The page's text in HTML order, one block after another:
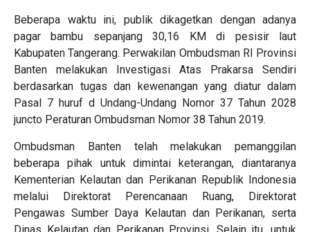
Beberapa waktu ini, publik dikagetkan dengan adanya
pagar bambu sepanjang 30,16 KM di pesisir laut
Kabupaten Tangerang. Perwakilan Ombudsman RI Provinsi
Banten melakukan Investigasi Atas Prakarsa Sendiri
berdasarkan tugas dan kewenangan yang diatur dalam
Pasal 7 huruf d Undang-Undang Nomor 37 Tahun 2028
juncto Peraturan Ombudsman Nomor 38 Tahun 2019.
Ombudsman Banten telah melakukan pemanggilan
beberapa pihak untuk dimintai keterangan, diantaranya
Kementerian Kelautan dan Perikanan Republik Indonesia
melalui Direktorat Perencanaan Ruang, Direktorat
Pengawas Sumber Daya Kelautan dan Perikanan, serta